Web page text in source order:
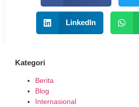
LinkedIn
Kategori
Berita
Blog
Internasional